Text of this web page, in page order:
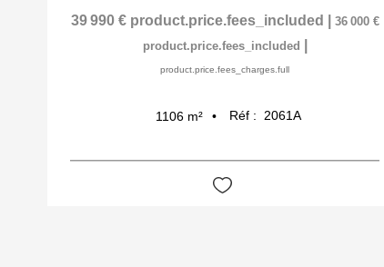
39 990 € product.price.fees_included
36 000 €
product.price.fees_included
product.price.fees_charges.full
1106 m² Réf : 2061A